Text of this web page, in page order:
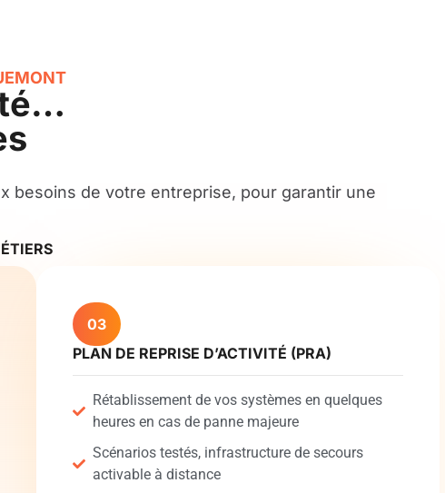
besoins de votre entreprise, pour garantir une
03
PLAN DE REPRISE D’ACTIVITÉ (PRA)
Rétablissement de vos systèmes en quelques
heures en cas de panne majeure
Scénarios testés, infrastructure de secours
activable à distance